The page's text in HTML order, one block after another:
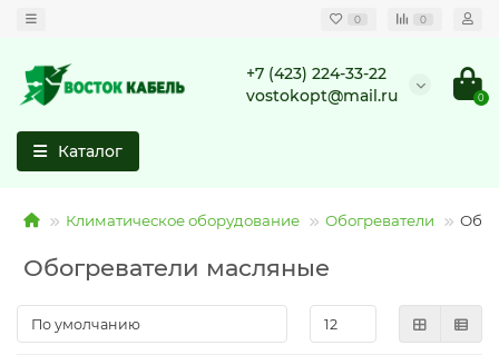
0 0
+7 (423) 224-33-22
vostokopt@mail.ru
0
Каталог
Климатическое оборудование Обогреватели
Обогреватели масляные